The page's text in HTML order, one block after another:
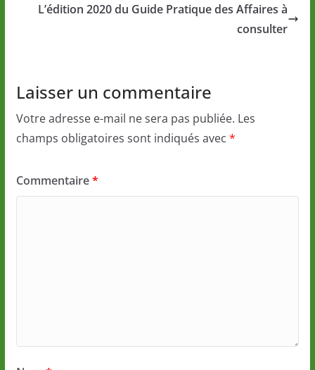
L’édition 2020 du Guide Pratique des Affaires à
consulter
Laisser un commentaire
Votre adresse e-mail ne sera pas publiée. Les
champs obligatoires sont indiqués avec *
Commentaire*